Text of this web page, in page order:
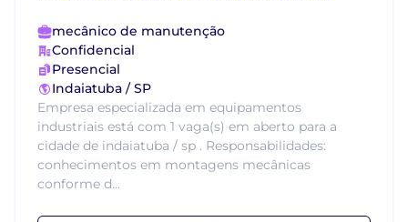
mecânico de manutenção
Confidencial
Presencial
Indaiatuba / SP
Empresa especializada em equipamentos
industriais está com 1 vaga(s) em aberto para a
cidade de indaiatuba / sp . Responsabilidades:
conhecimentos em montagens mecânicas
conforme d...